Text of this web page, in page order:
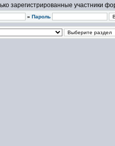
зарегистрированные участники
» Пароль